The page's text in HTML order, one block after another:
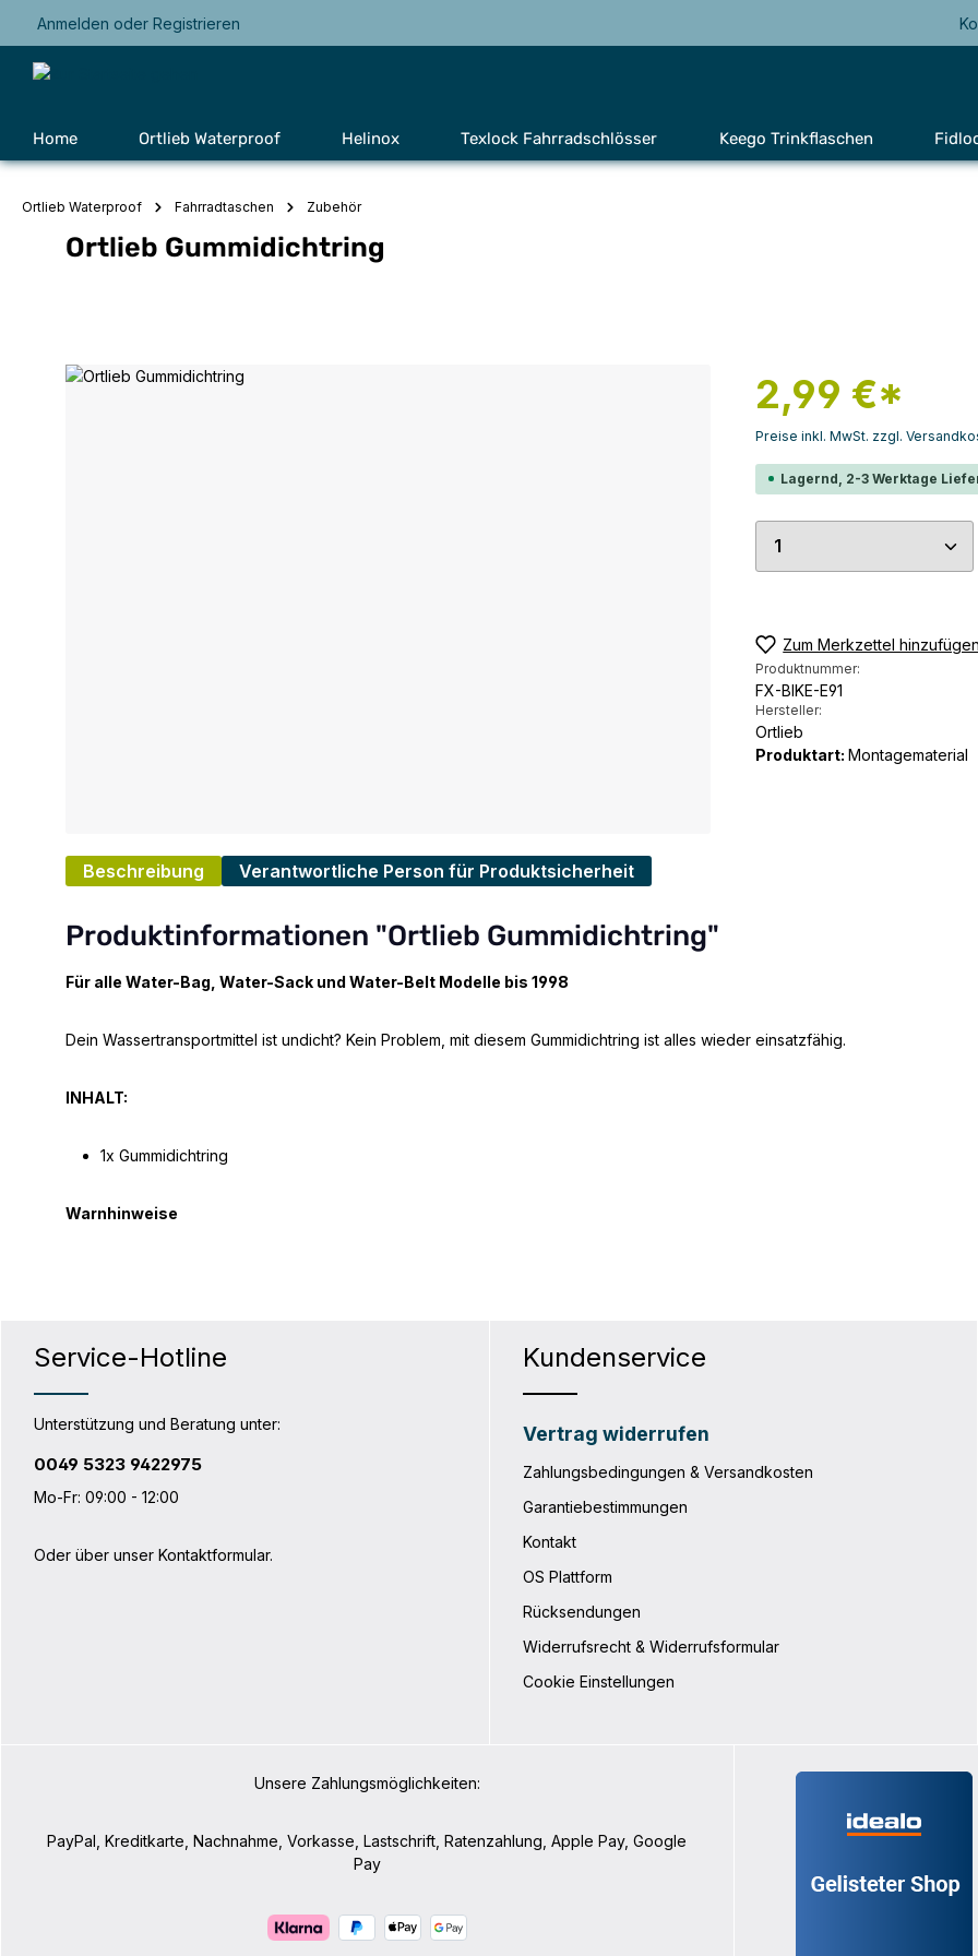
Hauptnavigation springen
Anmelden oder Registrieren
Home Ortlieb Waterproof Helinox Texlock Fahrradschlösser Keego Trinkflaschen
Ortlieb Waterproof Fahrradtaschen Zubehör
Ortlieb Gummidichtring
Bildergalerie überspringen 2,99 €*
Preise inkl. MwSt. zzgl.
Lagernd, 2-3 Werktage
Produkt Anzahl:
Zum Merkzettel hinzufügen
Produktnummer:
FX-BIKE-E91
Hersteller:
Ortlieb
Produktart: Montagematerial
Beschreibung Verantwortliche Person für Produktsicherheit
Produktinformationen "Ortlieb Gummidichtring"
Für alle Water-Bag, Water-Sack und Water-Belt Modelle bis 1998
Dein Wassertransportmittel ist undicht? Kein Problem, mit diesem Gummidichtring ist alles wieder einsatzfähig.
INHALT:
1x Gummidichtring
Warnhinweise
Service-Hotline
Unterstützung und Beratung unter:
0049 5323 9422975
Mo-Fr: 09:00 - 12:00
Oder über unser Kontaktformular.
Kundenservice
Vertrag widerrufen
Zahlungsbedingungen & Versandkosten
Garantiebestimmungen
Kontakt
OS Plattform
Rücksendungen
Widerrufsrecht & Widerrufsformular
Cookie Einstellungen
Unsere Zahlungsmöglichkeiten:
PayPal, Kreditkarte, Nachnahme, Vorkasse, Lastschrift, Ratenzahlung, Apple Pay, Google
Pay